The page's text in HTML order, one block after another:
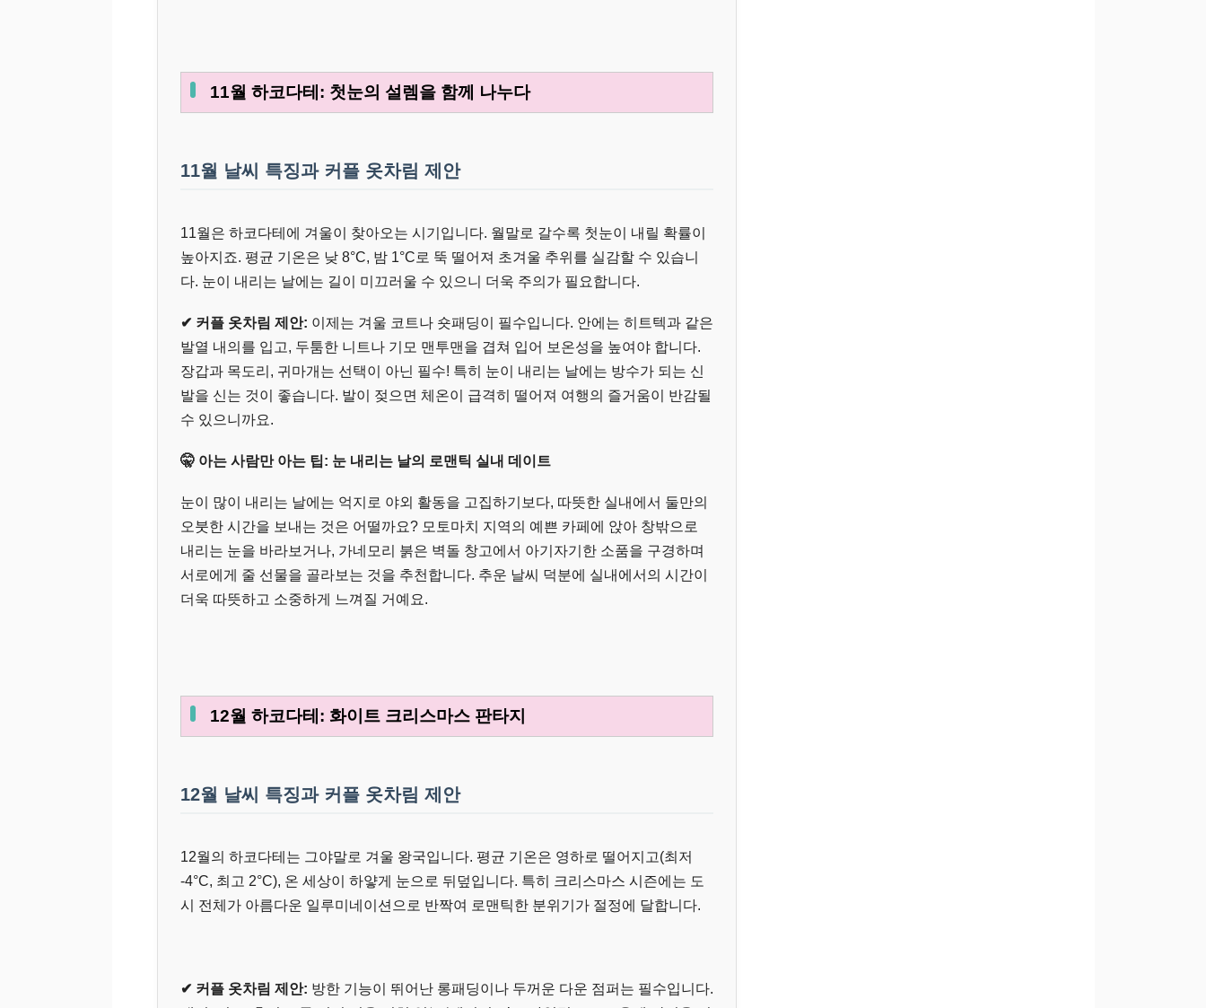
11월 하코다테: 첫눈의 설렘을 함께 나누다
11월 날씨 특징과 커플 옷차림 제안
11월은 하코다테에 겨울이 찾아오는 시기입니다. 월말로 갈수록 첫눈이 내릴 확률이
높아지죠. 평균 기온은 낮 8°C, 밤 1°C로 뚝 떨어져 초겨울 추위를 실감할 수 있습니
다. 눈이 내리는 날에는 길이 미끄러울 수 있으니 더욱 주의가 필요합니다.
✔ 커플 옷차림 제안: 이제는 겨울 코트나 숏패딩이 필수입니다. 안에는 히트텍과 같은
발열 내의를 입고, 두툼한 니트나 기모 맨투맨을 겹쳐 입어 보온성을 높여야 합니다.
장갑과 목도리, 귀마개는 선택이 아닌 필수! 특히 눈이 내리는 날에는 방수가 되는 신
발을 신는 것이 좋습니다. 발이 젖으면 체온이 급격히 떨어져 여행의 즐거움이 반감될
수 있으니까요.
🤫 아는 사람만 아는 팁: 눈 내리는 날의 로맨틱 실내 데이트
눈이 많이 내리는 날에는 억지로 야외 활동을 고집하기보다, 따뜻한 실내에서 둘만의
오붓한 시간을 보내는 것은 어떨까요? 모토마치 지역의 예쁜 카페에 앉아 창밖으로
내리는 눈을 바라보거나, 가네모리 붉은 벽돌 창고에서 아기자기한 소품을 구경하며
서로에게 줄 선물을 골라보는 것을 추천합니다. 추운 날씨 덕분에 실내에서의 시간이
더욱 따뜻하고 소중하게 느껴질 거예요.
12월 하코다테: 화이트 크리스마스 판타지
12월 날씨 특징과 커플 옷차림 제안
12월의 하코다테는 그야말로 겨울 왕국입니다. 평균 기온은 영하로 떨어지고(최저
-4°C, 최고 2°C), 온 세상이 하얗게 눈으로 뒤덮입니다. 특히 크리스마스 시즌에는 도
시 전체가 아름다운 일루미네이션으로 반짝여 로맨틱한 분위기가 절정에 달합니다.
✔ 커플 옷차림 제안: 방한 기능이 뛰어난 롱패딩이나 두꺼운 다운 점퍼는 필수입니다.